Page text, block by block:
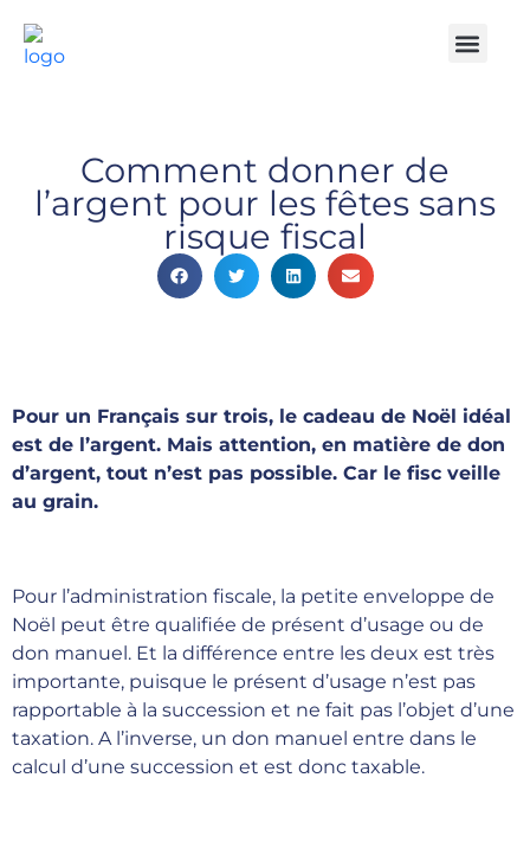
Comment donner de
l’argent pour les fêtes sans
risque fiscal
Pour un Français sur trois, le cadeau de Noël idéal
est de l’argent. Mais attention, en matière de don
d’argent, tout n’est pas possible. Car le fisc veille
au grain.
Pour l’administration fiscale, la petite enveloppe de
Noël peut être qualifiée de présent d’usage ou de
don manuel. Et la différence entre les deux est très
importante, puisque le présent d’usage n’est pas
rapportable à la succession et ne fait pas l’objet d’une
taxation. A l’inverse, un don manuel entre dans le
calcul d’une succession et est donc taxable.